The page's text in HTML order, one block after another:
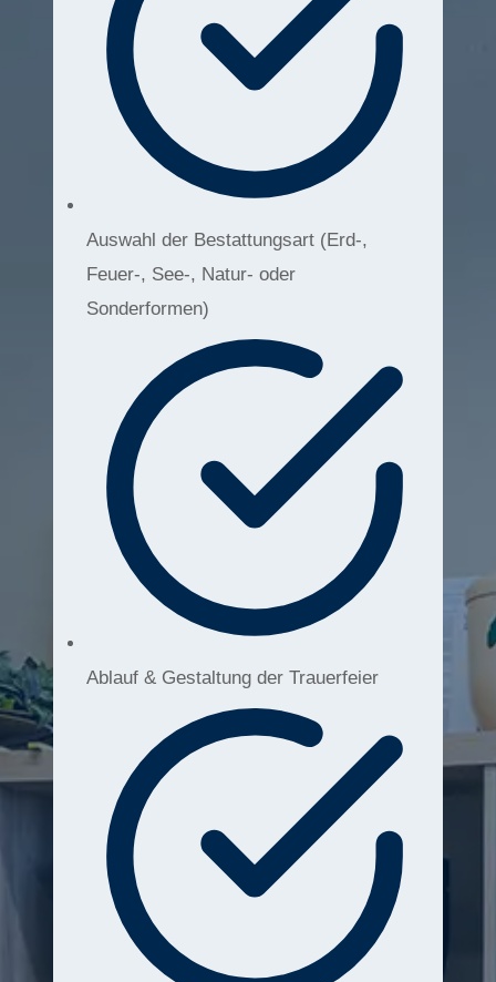
Auswahl der Bestattungsart (Erd-,
Feuer-, See-, Natur- oder
Sonderformen)
Ablauf & Gestaltung der Trauerfeier